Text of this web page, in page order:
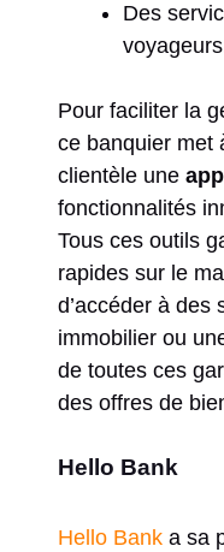
Des
Pour faciliter la
ce banquier met
clientèle une
fonctionnalités
Tous ces outils
rapides sur le
d’accéder à des
immobilier ou
de toutes ces
des offres de
Hello Bank
Hello Bank a sa